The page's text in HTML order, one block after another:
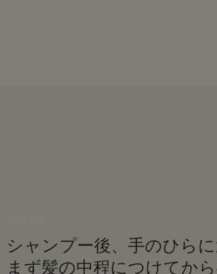
シャンプー後、手のひらに
まず髪の中程につけてか